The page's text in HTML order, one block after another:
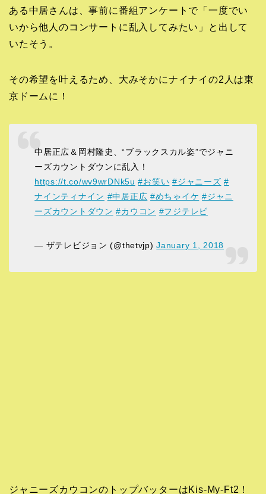
ある中居さんは、事前に番組アンケートで「一度でい
いから他人のコンサートに乱入してみたい」と出して
いたそう。
その希望を叶えるため、大みそかにナイナイの2人は東
京ドームに！
中居正広＆岡村隆史、“ブラックスカル姿”でジャニ
ーズカウントダウンに乱入！
https://t.co/wv9wrDNk5u #お笑い #ジャニーズ #
ナインティナイン #中居正広 #めちゃイケ #ジャニ
ーズカウントダウン #カウコン #フジテレビ
— ザテレビジョン (@thetvjp)January 1, 2018
ジャニーズカウコンのトップバッターはKis-My-Ft2！